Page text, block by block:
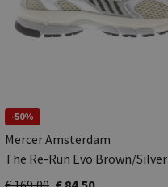
-50%
Mercer Amsterdam
The Re-Run Evo Brown/Silver